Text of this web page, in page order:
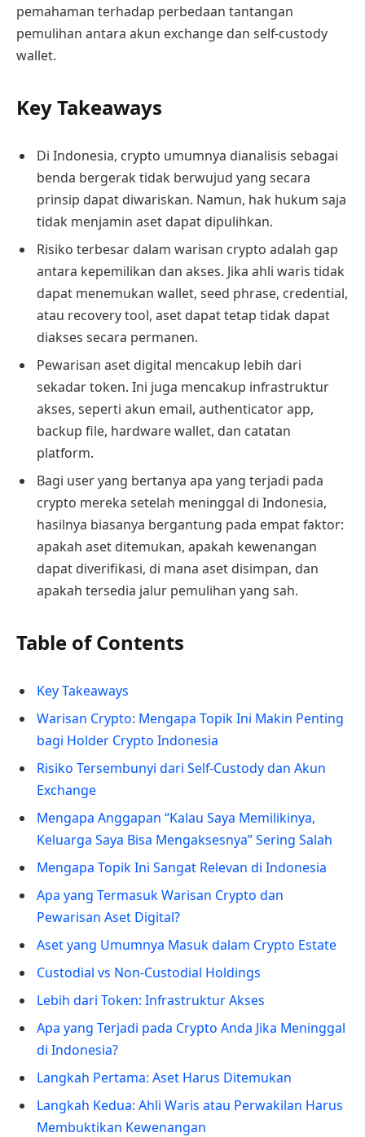
pemahaman terhadap perbedaan tantangan
pemulihan antara akun exchange dan self-custody
wallet.
Key Takeaways
Di Indonesia, crypto umumnya dianalisis sebagai
benda bergerak tidak berwujud yang secara
prinsip dapat diwariskan. Namun, hak hukum saja
tidak menjamin aset dapat dipulihkan.
Risiko terbesar dalam warisan crypto adalah gap
antara kepemilikan dan akses. Jika ahli waris tidak
dapat menemukan wallet, seed phrase, credential,
atau recovery tool, aset dapat tetap tidak dapat
diakses secara permanen.
Pewarisan aset digital mencakup lebih dari
sekadar token. Ini juga mencakup infrastruktur
akses, seperti akun email, authenticator app,
backup file, hardware wallet, dan catatan
platform.
Bagi user yang bertanya apa yang terjadi pada
crypto mereka setelah meninggal di Indonesia,
hasilnya biasanya bergantung pada empat faktor:
apakah aset ditemukan, apakah kewenangan
dapat diverifikasi, di mana aset disimpan, dan
apakah tersedia jalur pemulihan yang sah.
Table of Contents
Key Takeaways
Warisan Crypto: Mengapa Topik Ini Makin Penting
bagi Holder Crypto Indonesia
Risiko Tersembunyi dari Self-Custody dan Akun
Exchange
Mengapa Anggapan “Kalau Saya Memilikinya,
Keluarga Saya Bisa Mengaksesnya” Sering Salah
Mengapa Topik Ini Sangat Relevan di Indonesia
Apa yang Termasuk Warisan Crypto dan
Pewarisan Aset Digital?
Aset yang Umumnya Masuk dalam Crypto Estate
Custodial vs Non-Custodial Holdings
Lebih dari Token: Infrastruktur Akses
Apa yang Terjadi pada Crypto Anda Jika Meninggal
di Indonesia?
Langkah Pertama: Aset Harus Ditemukan
Langkah Kedua: Ahli Waris atau Perwakilan Harus
Membuktikan Kewenangan